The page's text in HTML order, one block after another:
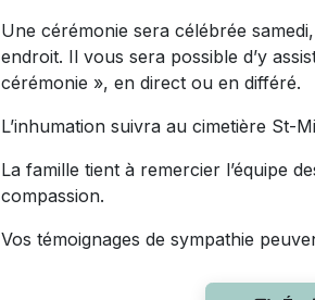
Une cérémonie sera célébrée
endroit. Il vous sera possible d’y
cérémonie », en direct ou en différé.
L’inhumation suivra au cimetière St-
La famille tient à remercier l’équipe
compassion.
Vos témoignages de sympathie